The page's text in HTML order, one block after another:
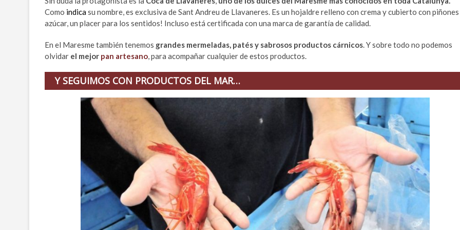
Como indicasu nombre, es exclusiva de Sant Andreu de Llavaneres. Es un hojaldre relleno con crema y cubierto con
azúcar, un placer para los sentidos! Incluso está certificada con una marca de garantía de calidad.
En el Maresme también tenemos grandes mermeladas, patés y sabrosos productos cárnicos. Y sobre todo no podemos
olvidar el mejor pan artesano, para acompañar cualquier de estos productos.
Y SEGUIMOS CON PRODUCTOS DEL MAR…